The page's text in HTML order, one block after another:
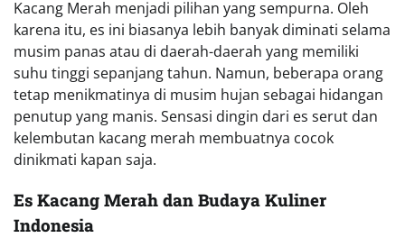
Kacang Merah menjadi pilihan yang sempurna. Oleh
karena itu, es ini biasanya lebih banyak diminati selama
musim panas atau di daerah-daerah yang memiliki
suhu tinggi sepanjang tahun. Namun, beberapa orang
tetap menikmatinya di musim hujan sebagai hidangan
penutup yang manis. Sensasi dingin dari es serut dan
kelembutan kacang merah membuatnya cocok
dinikmati kapan saja.
Es Kacang Merah dan Budaya Kuliner
Indonesia